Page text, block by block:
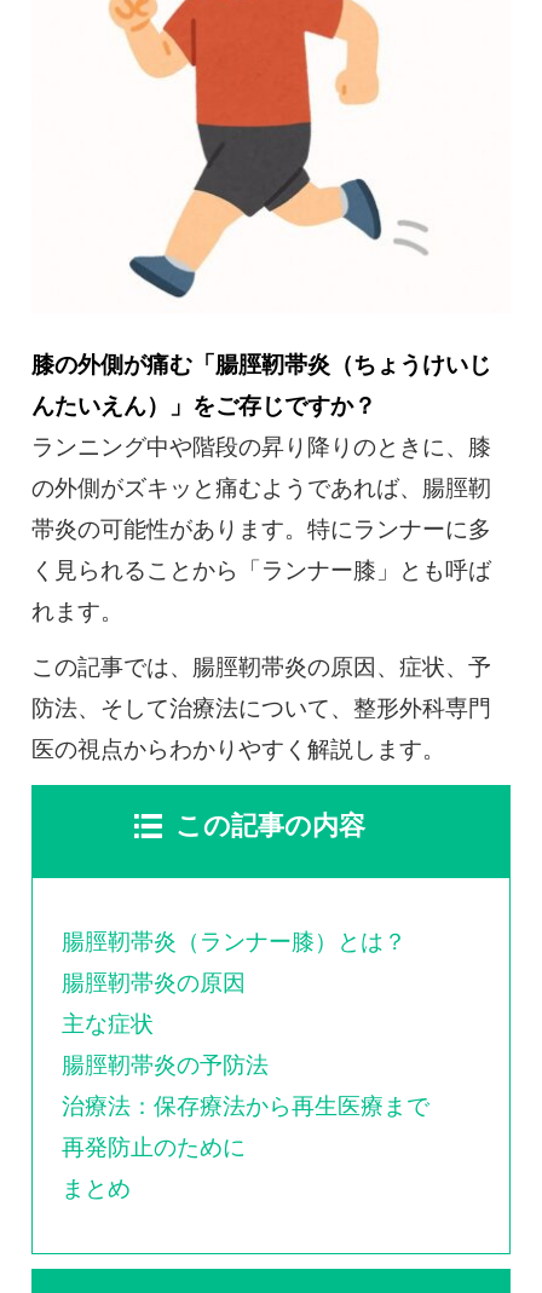
よくある質問
クリニック紹介
採用情報
治療電話相談はこちら
0120-117-560
※上記電話番号をタップで電話が繋がります
電話受付時間：月〜金／9:00〜16:30（土日祝休）
膝の外側が痛む「腸脛靭帯炎（ちょうけいじ
んたいえん）」をご存じですか？
ランニング中や階段の昇り降りのときに、膝
の外側がズキッと痛むようであれば、腸脛靭
帯炎の可能性があります。特にランナーに多
く見られることから「ランナー膝」とも呼ば
れます。
この記事では、腸脛靭帯炎の原因、症状、予
防法、そして治療法について、整形外科専門
医の視点からわかりやすく解説します。
この記事の内容
腸脛靭帯炎（ランナー膝）とは？
腸脛靭帯炎の原因
主な症状
腸脛靭帯炎の予防法
治療法：保存療法から再生医療まで
再発防止のために
まとめ